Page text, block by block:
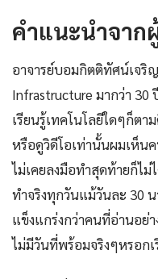
คำแนะนำจาก
อาจารย์บอมกิตติทัศน์เจ
Infrastructure มากว่า
เรียนรู้เทคโนโลยีใดๆก็ตา
หรือดูวิดีโอเท่านั้นผมเห็น
ไม่เคยลงมือทำสุดท้ายก็ไ
ทำจริงทุกวันแม้วันละ 30
แข็งแกร่งกว่าคนที่อ่านอย่
ไม่มีวันที่พร้อมจริงๆหรอก